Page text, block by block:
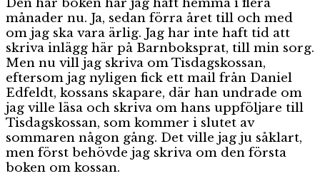
Den här boken har jag haft hemma i flera
månader nu. Ja, sedan förra året till och med
om jag ska vara ärlig. Jag har inte haft tid att
skriva inlägg här på Barnboksprat, till min sorg.
Men nu vill jag skriva om Tisdagskossan,
eftersom jag nyligen fick ett mail från Daniel
Edfeldt, kossans skapare, där han undrade om
jag ville läsa och skriva om hans uppföljare till
Tisdagskossan, som kommer i slutet av
sommaren någon gång. Det ville jag ju såklart,
men först behövde jag skriva om den första
boken om kossan.